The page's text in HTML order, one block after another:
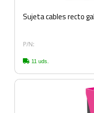
Sujeta cables recto
P/N:
11 uds.